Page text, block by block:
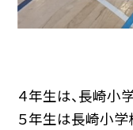
４年生は、長崎小
５年生は長崎小学